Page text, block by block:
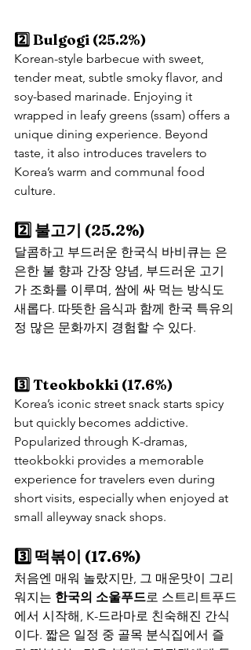
2️⃣ Bulgogi (25.2%)
Korean-style barbecue with sweet,
tender meat, subtle smoky flavor, and
soy-based marinade. Enjoying it
wrapped in leafy greens (ssam) offers a
unique dining experience. Beyond
taste, it also introduces travelers to
Korea’s warm and communal food
culture.
2️⃣ 불고기 (25.2%)
달콤하고 부드러운 한국식 바비큐는 은
은한 불 향과 간장 양념, 부드러운 고기
가 조화를 이루며, 쌈에 싸 먹는 방식도
새롭다. 따뜻한 음식과 함께 한국 특유의
정 많은 문화까지 경험할 수 있다.
3️⃣ Tteokbokki (17.6%)
Korea’s iconic street snack starts spicy
but quickly becomes addictive.
Popularized through K-dramas,
tteokbokki provides a memorable
experience for travelers even during
short visits, especially when enjoyed at
small alleyway snack shops.
3️⃣ 떡볶이 (17.6%)
처음엔 매워 놀랐지만, 그 매운맛이 그리
워지는 한국의 소울푸드로 스트리트푸드
에서 시작해, K-드라마로 친숙해진 간식
이다. 짧은 일정 중 골목 분식집에서 즐